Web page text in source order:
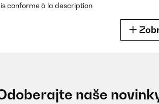
conforme à la description
naše